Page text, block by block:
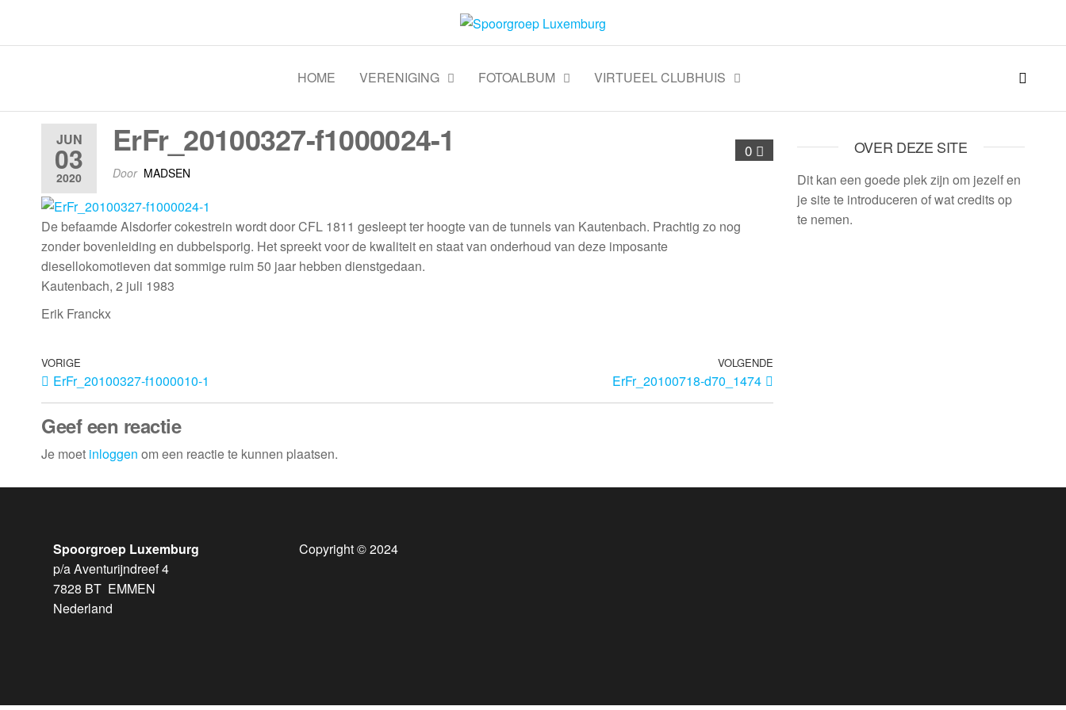
Spoorgroep Luxemburg
HOME VERENIGING FOTOALBUM VIRTUEEL CLUBHUIS
JUN
03
2020
0
ErFr_20100327-f1000024-1
Door MADSEN
De befaamde Alsdorfer cokestrein wordt door CFL 1811 gesleept ter hoogte van de tunnels van Kautenbach. Prachtig zo nog
zonder bovenleiding en dubbelsporig. Het spreekt voor de kwaliteit en staat van onderhoud van deze imposante
diesellokomotieven dat sommige ruim 50 jaar hebben dienstgedaan.
Kautenbach, 2 juli 1983
Erik Franckx
VORIGE
ErFr_20100327-f1000010-1
VOLGENDE
ErFr_20100718-d70_1474
Geef een reactie
Je moet inloggen om een reactie te kunnen plaatsen.
OVER DEZE SITE
Dit kan een goede plek zijn om jezelf en
je site te introduceren of wat credits op
te nemen.
Spoorgroep Luxemburg
p/a Aventurijndreef 4
7828 BT EMMEN
Nederland
Copyright © 2024